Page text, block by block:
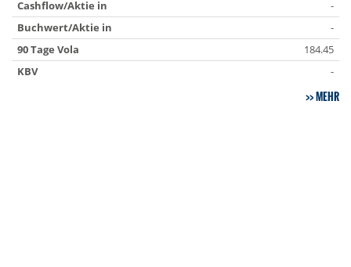
Cashflow/Aktie in
-
Buchwert/Aktie in
-
90 Tage Vola
184.45
KBV
-
MEHR